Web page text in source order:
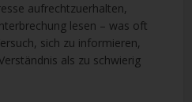
aufrechtzuerhalten,
lesen – was oft
sich zu informieren,
als zu schwierig